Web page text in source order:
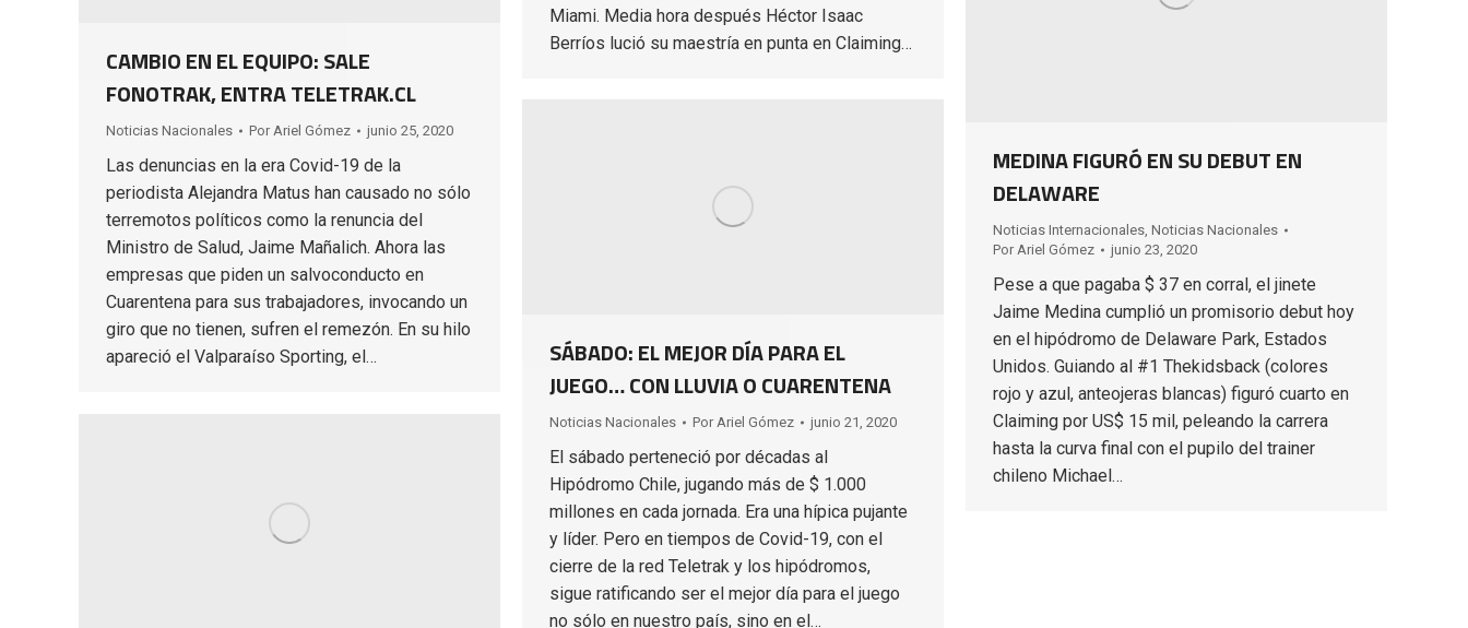
Miami. Media hora después Héctor Isaac
Berríos lució su maestría en punta en Claiming…
CAMBIO EN EL EQUIPO: SALE
FONOTRAK, ENTRA TELETRAK.CL
Noticias Nacionales Por Ariel Gómez junio 25, 2020
Las denuncias en la era Covid-19 de la
periodista Alejandra Matus han causado no sólo
terremotos políticos como la renuncia del
Ministro de Salud, Jaime Mañalich. Ahora las
empresas que piden un salvoconducto en
Cuarentena para sus trabajadores, invocando un
giro que no tienen, sufren el remezón. En su hilo
apareció el Valparaíso Sporting, el…
MEDINA FIGURÓ EN SU DEBUT EN
DELAWARE
Noticias Internacionales, Noticias Nacionales
Por Ariel Gómez junio 23, 2020
Pese a que pagaba $ 37 en corral, el jinete
Jaime Medina cumplió un promisorio debut hoy
en el hipódromo de Delaware Park, Estados
Unidos. Guiando al #1 Thekidsback (colores
rojo y azul, anteojeras blancas) figuró cuarto en
Claiming por US$ 15 mil, peleando la carrera
hasta la curva final con el pupilo del trainer
chileno Michael…
SÁBADO: EL MEJOR DÍA PARA EL
JUEGO… CON LLUVIA O CUARENTENA
Noticias Nacionales Por Ariel Gómez junio 21, 2020
El sábado perteneció por décadas al
Hipódromo Chile, jugando más de $ 1.000
millones en cada jornada. Era una hípica pujante
y líder. Pero en tiempos de Covid-19, con el
cierre de la red Teletrak y los hipódromos,
sigue ratificando ser el mejor día para el juego
no sólo en nuestro país, sino en el…